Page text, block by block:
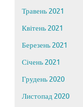
Травень 2021
Квітень 2021
Березень 2021
Січень 2021
Грудень 2020
Листопад 2020